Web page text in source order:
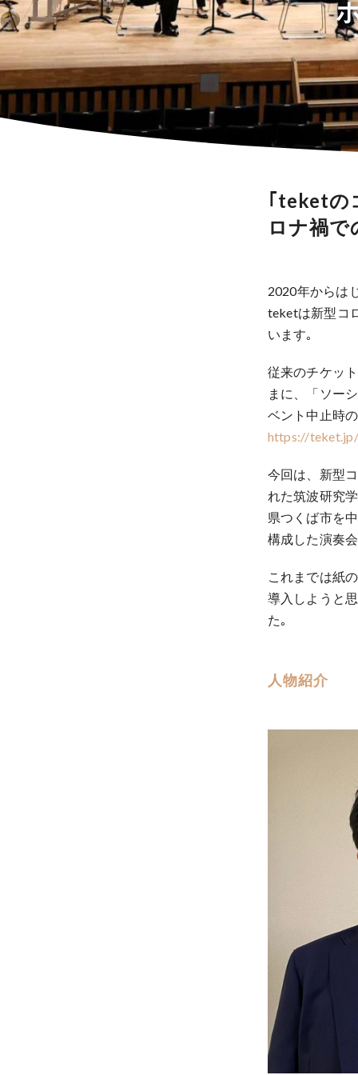
｢teketの
ロナ禍で
2020年からは
teketは新型コ
います｡
従来のチケッ
まに、「ソー
ベント中止時
https://
今回は、新型
れた筑波研究
県つくば市を
構成した演奏
これまでは紙
導入しようと
た｡
人物紹介